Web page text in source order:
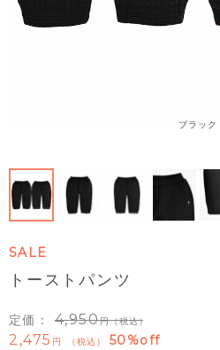
ブラック
SALE
トーストパンツ
定価： 4,950 （税込）
2,475 税込 50%off